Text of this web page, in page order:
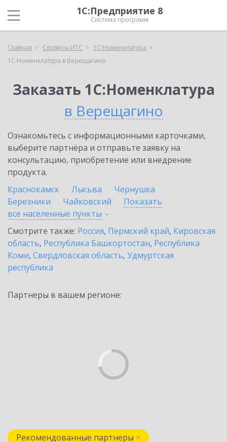
1С:Предприятие 8
Система программ
Главная Сервисы ИТС
1С:Номенклатура
1С:Номенклатура в Верещагино
Заказать 1С:Номенклатура
в Верещагино
Ознакомьтесь с информационными карточками,
выберите партнёра и отправьте заявку на
консультацию, приобретение или внедрение
продукта.
Краснокамск
Лысьва
Чернушка
Березники
Чайковский
Показать
все населенные пункты
Смотрите также: Россия, Пермский край, Кировская
область, Республика Башкортостан, Республика
Коми, Свердловская область, Удмуртская
республика
Партнеры в вашем регионе:
Рекомендованные партнеры